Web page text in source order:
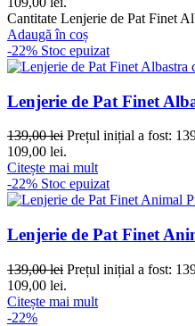
Cantitate Lenjerie de Pat Finet
Adaugă în coș
-22% Stoc epuizat
Lenjerie de Pat Finet
139,00lei Prețul inițial a fost:
109,00 lei.
Citește mai mult
-22% Stoc epuizat
Lenjerie de Pat Finet
139,00lei Prețul inițial a fost:
109,00 lei.
Citește mai mult
-22%